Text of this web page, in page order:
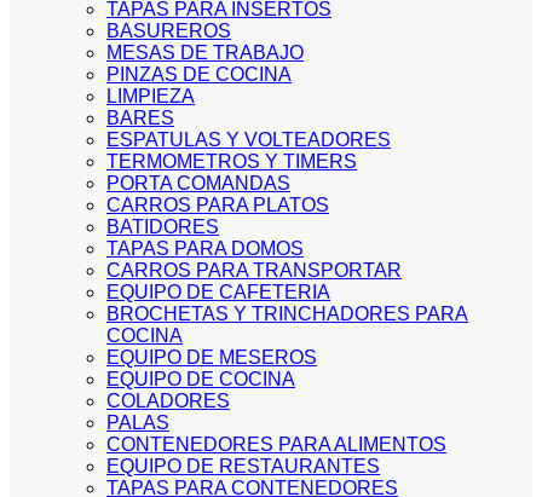
TAPAS PARA INSERTOS
BASUREROS
MESAS DE TRABAJO
PINZAS DE COCINA
LIMPIEZA
BARES
ESPATULAS Y VOLTEADORES
TERMOMETROS Y TIMERS
PORTA COMANDAS
CARROS PARA PLATOS
BATIDORES
TAPAS PARA DOMOS
CARROS PARA TRANSPORTAR
EQUIPO DE CAFETERIA
BROCHETAS Y TRINCHADORES PARA
COCINA
EQUIPO DE MESEROS
EQUIPO DE COCINA
COLADORES
PALAS
CONTENEDORES PARA ALIMENTOS
EQUIPO DE RESTAURANTES
TAPAS PARA CONTENEDORES